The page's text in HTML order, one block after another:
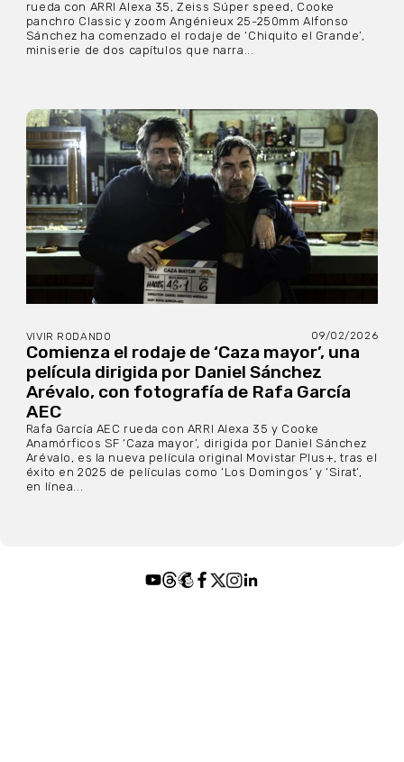
rueda con ARRI Alexa 35, Zeiss Súper speed, Cooke
panchro Classic y zoom Angénieux 25-250mm Alfonso
Sánchez ha comenzado el rodaje de ‘Chiquito el Grande’,
miniserie de dos capítulos que narra...
VIVIR RODANDO 09/02/2026
Comienza el rodaje de ‘Caza mayor’, una
película dirigida por Daniel Sánchez
Arévalo, con fotografía de Rafa García
AEC
Rafa García AEC rueda con ARRI Alexa 35 y Cooke
Anamórficos SF ‘Caza mayor’, dirigida por Daniel Sánchez
Arévalo, es la nueva película original Movistar Plus+, tras el
éxito en 2025 de películas como ‘Los Domingos’ y ‘Sirat’,
en línea...